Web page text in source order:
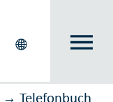
→ Telefonbuch